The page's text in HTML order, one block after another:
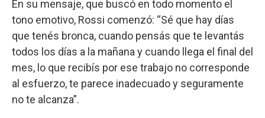
En su mensaje, que buscó en todo momento el
tono emotivo, Rossi comenzó: “Sé que hay días
que tenés bronca, cuando pensás que te levantás
todos los días a la mañana y cuando llega el final del
mes, lo que recibís por ese trabajo no corresponde
al esfuerzo, te parece inadecuado y seguramente
no te alcanza”.